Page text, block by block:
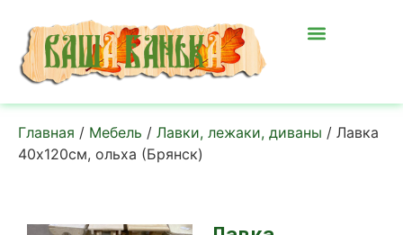
Главная / Мебель / Лавки, лежаки, диваны / Лавка
40х120см, ольха (Брянск)